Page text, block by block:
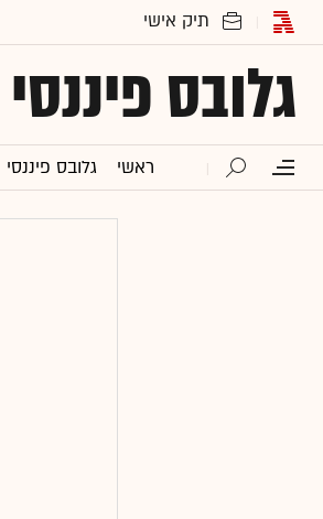
גלובס פיננסי
ראשי גלובס פיננסי